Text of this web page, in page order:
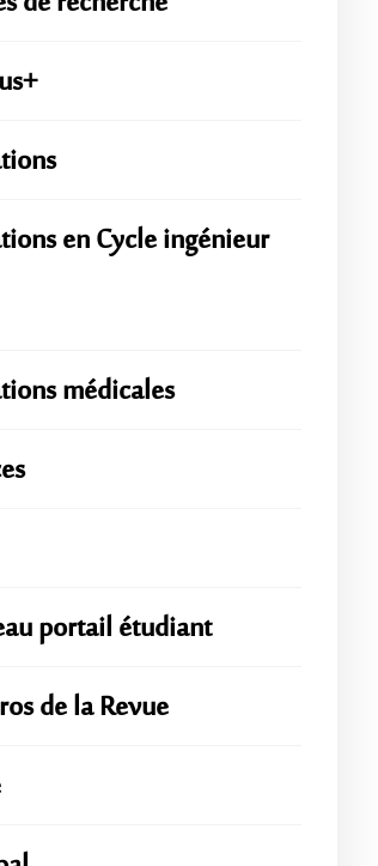
en Cycle ingénieur
médicales
portail étudiant
de la Revue